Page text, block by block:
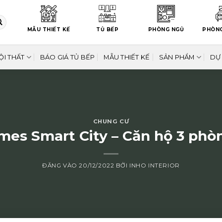
MẪU THIẾT KẾ TỦ BẾP PHÒNG NGỦ
THẤT BÁO GIÁ TỦ BẾP MẪU THIẾT KẾ SẢN PHẨM DỰ
CHUNG CƯ
Smart City – Căn hộ 3
ĐĂNG VÀO20/12/2022 BỞI INHO INTERIOR